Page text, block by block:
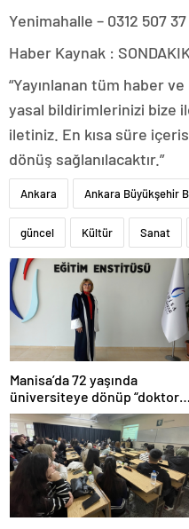
Yenimahalle – 0312 507 37
Haber Kaynak :
“Yayınlanan tüm haber
yasal bildirimlerinizi bize
iletiniz. En kısa süre
dönüş sağlanılacaktır.”
Ankara Ankara Büyükşehir
güncel Kültür Sanat
Manisa’da 72 yaşında
üniversiteye dönüp “doktor”
ünvanı aldı